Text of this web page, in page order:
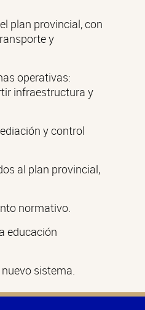
plan provincial, con
y
operativas:
infraestructura y
y control
al plan provincial,
normativo.
educación
sistema.